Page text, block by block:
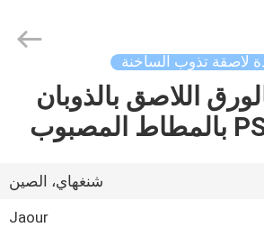
لاصقة تذوب الساخنة
اللاصق بالذوبان
شنغهاي، الصين
Jaour